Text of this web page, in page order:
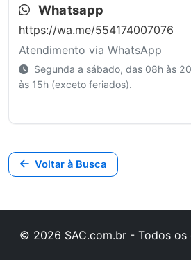
Whatsapp
https://wa.me/554174007076
Atendimento via WhatsApp
Segunda a sábado, das 08h às
às 15h (exceto feriados).
Voltar à Busca
© 2026 SAC.com.br - Todos os